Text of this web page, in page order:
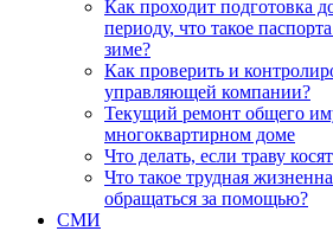
Как проходит подготовка
периоду, что такое
зиме?
Как проверить и
управляющей компании?
Текущий ремонт общего
многоквартирном доме
Что делать, если траву
Что такое трудная
обращаться за помощью?
СМИ